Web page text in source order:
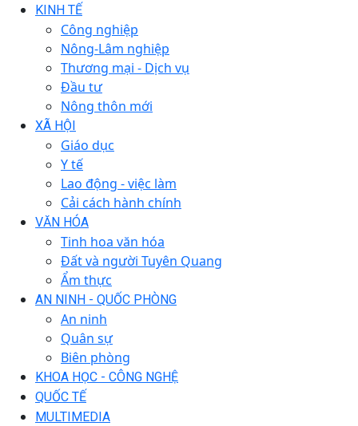
KINH TẾ
Công nghiệp
Nông-Lâm nghiệp
Thương mại - Dịch vụ
Đầu tư
Nông thôn mới
XÃ HỘI
Giáo dục
Y tế
Lao động - việc làm
Cải cách hành chính
VĂN HÓA
Tinh hoa văn hóa
Đất và người Tuyên Quang
Ẩm thực
AN NINH - QUỐC PHÒNG
An ninh
Quân sự
Biên phòng
KHOA HỌC - CÔNG NGHỆ
QUỐC TẾ
MULTIMEDIA